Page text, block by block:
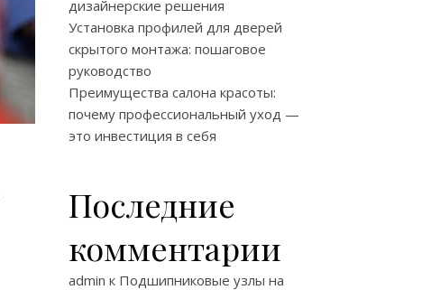
дизайнерские решения
Установка профилей для дверей
скрытого монтажа: пошаговое
руководство
Преимущества салона красоты:
почему профессиональный уход —
это инвестиция в себя
Последние
комментарии
admin к Подшипниковые узлы на